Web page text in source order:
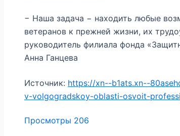
− Наша задача − находить любые
ветеранов к прежней жизни, их
руководитель филиала фонда
Анна Ганцева
Источник: https://xn--b1ats.xn--
v-volgogradskoy-oblasti-osvoit-
Просмотры 206